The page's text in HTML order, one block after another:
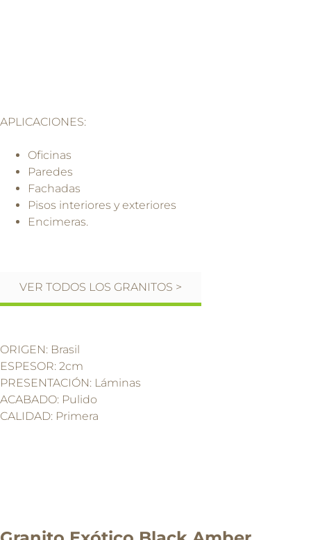
APLICACIONES:
Oficinas
Paredes
Fachadas
Pisos interiores y exteriores
Encimeras.
VER TODOS LOS GRANITOS >
ORIGEN: Brasil
ESPESOR: 2cm
PRESENTACIÓN: Láminas
ACABADO: Pulido
CALIDAD: Primera